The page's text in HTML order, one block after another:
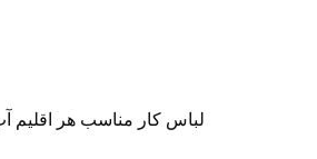
لباس کار مناسب هر اقلیم